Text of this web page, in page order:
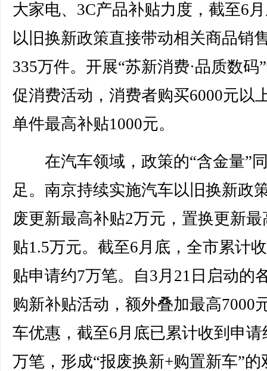
大家电、3C产品补贴力度，截至6
以旧换新政策直接带动相关商品销
335万件。开展“苏新消费·品质数码
促消费活动，消费者购买6000元以
单件最高补贴1000元。
在汽车领域，政策的“含金量”
足。南京持续实施汽车以旧换新政
废更新最高补贴2万元，置换更新最
贴1.5万元。截至6月底，全市累计
贴申请约7万笔。自3月21日启动的
购新补贴活动，额外叠加最高7000
车优惠，截至6月底已累计收到申请
万笔，形成“报废换新+购置新车”的